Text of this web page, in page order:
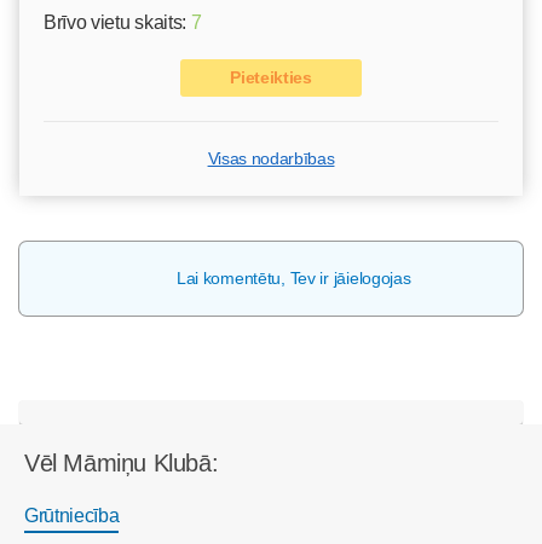
Brīvo vietu skaits: 7
Pieteikties
Visas nodarbības
Lai komentētu, Tev ir jāielogojas
Vēl Māmiņu Klubā:
Grūtniecība